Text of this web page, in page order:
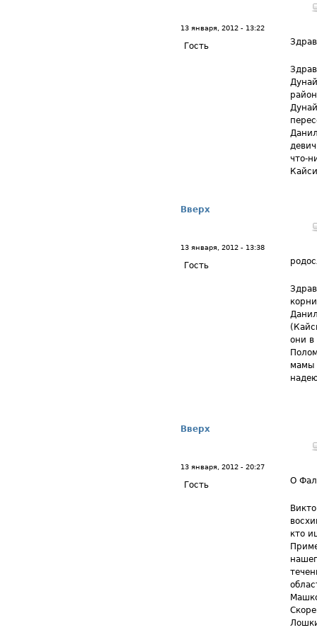
13 января, 2012 - 13:22
Гость
что-
Вверх
13 января, 2012 - 13:38
Гость
они в
мамы
Вверх
13 января, 2012 - 20:27
Гость О
кто